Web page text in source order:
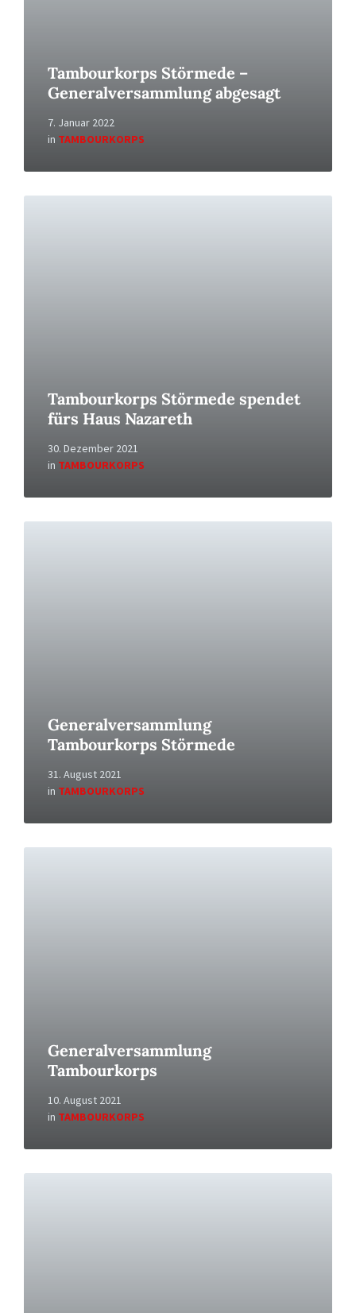
Tambourkorps Störmede –
Generalversammlung abgesagt
7. Januar 2022
in TAMBOURKORPS
Tambourkorps Störmede spendet
fürs Haus Nazareth
30. Dezember 2021
in TAMBOURKORPS
Generalversammlung
Tambourkorps Störmede
31. August 2021
in TAMBOURKORPS
Generalversammlung
Tambourkorps
10. August 2021
in TAMBOURKORPS